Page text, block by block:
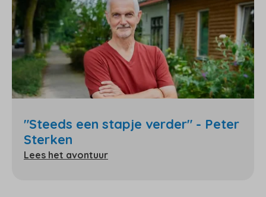
"Steeds een stapje verder" - Peter
Sterken
Lees het avontuur